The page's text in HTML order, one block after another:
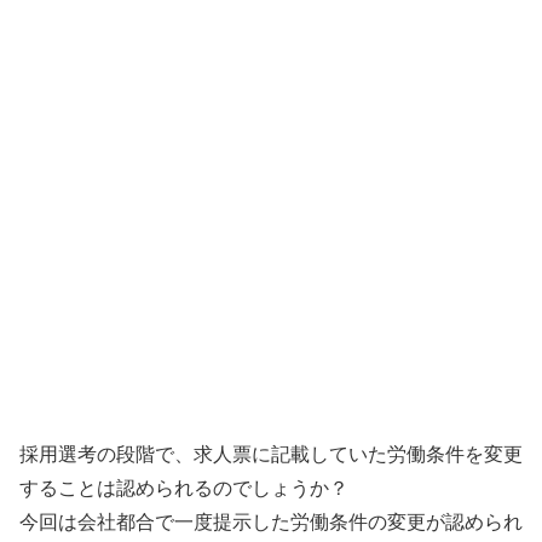
採用選考の段階で、求人票に記載していた労働条件を変更
することは認められるのでしょうか？
今回は会社都合で一度提示した労働条件の変更が認められ